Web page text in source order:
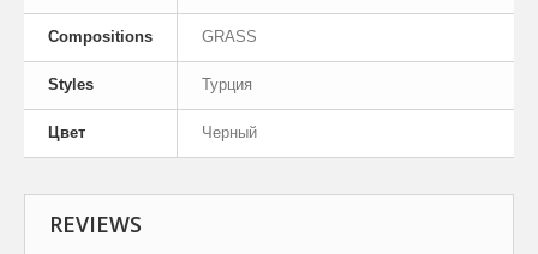
Compositions GRASS
Styles Турция
Цвет Черный
REVIEWS